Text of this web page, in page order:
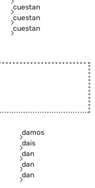
cuestan
cuestan
cuestan
damos
dais
dan
dan
dan